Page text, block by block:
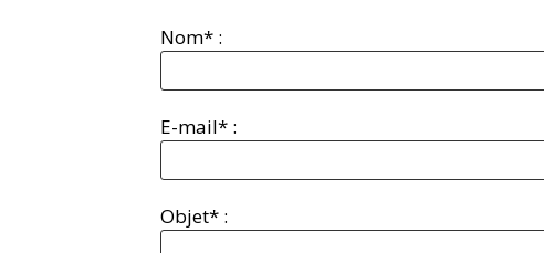
Nom* :
E-mail* :
Objet* :